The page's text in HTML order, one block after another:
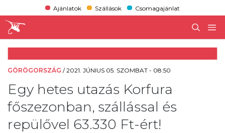
Ajánlatok Szállások Csomagajánlat
GÖRÖGORSZÁG /2021. JÚNIUS 05. SZOMBAT - 08:50
Egy hetes utazás Korfura
főszezonban, szállással és
repülővel 63.330 Ft-ért!